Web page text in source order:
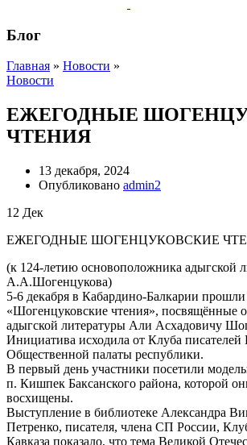
Блог
Главная » Новости »
Новости
ЕЖЕГОДНЫЕ
ЧТЕНИЯ
13 декабря, 2024
Опубликовано admin2
12 Дек
ЕЖЕГОДНЫЕ ШОГЕНЦУКОВСКИЕ
(к 124-летию основоположника адыгской
А.А.Шогенцукова)
5-6 декабря в Кабардино-Балкарии
«Шогенцуковские чтения», посвящённые
адыгской литературы Али Асхадовичу
Инициатива исходила от Клуба писателей
Общественной палаты республики.
В первый день участники посетили
п. Кишпек Баксанского района, которой
восхищены.
Выступление в библиотеке Александра
Петренко, писателя, члена СП России,
Кавказа показало, что тема Великой